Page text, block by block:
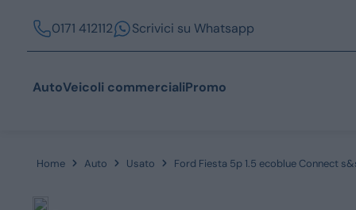
0171 412112 Scrivici su Whatsapp
AutoVeicoli commercialiPromo
Home Auto Usato Ford Fiesta 5p 1.5 ecoblue Connect